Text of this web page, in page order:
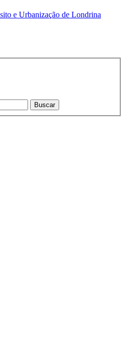
e Urbanização de Londrina
Buscar